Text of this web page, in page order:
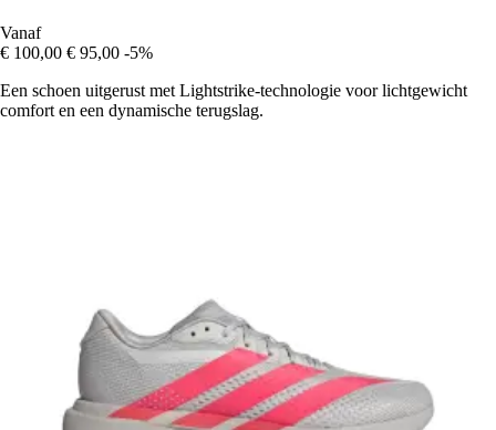
Vanaf
€ 100,00 € 95,00 -5%
Een schoen uitgerust met Lightstrike-technologie voor lichtgewicht
comfort en een dynamische terugslag.